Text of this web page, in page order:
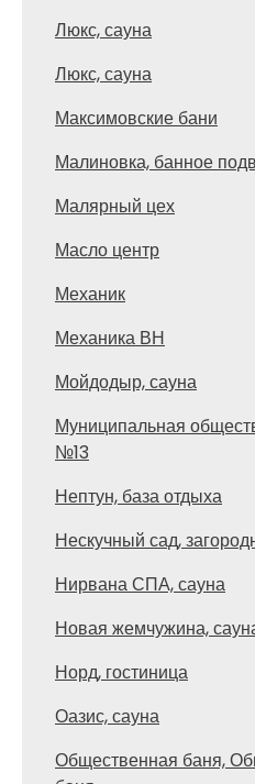
Люкс, сауна
Люкс, сауна
Максимовские бани
Малиновка, банное
Малярный цех
Масло центр
Механик
Механика ВН
Мойдодыр, сауна
Муниципальная
№13
Нептун, база отдыха
Нескучный сад,
Нирвана СПА, сауна
Новая жемчужина,
Норд, гостиница
Оазис, сауна
Общественная баня,